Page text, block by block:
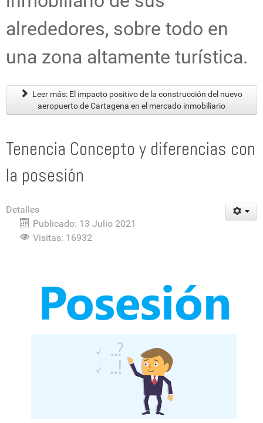
alrededores, sobre todo en
una zona altamente turística.
Leer más: El impacto positivo de la construcción del nuevo
aeropuerto de Cartagena en el mercado inmobiliario
Tenencia Concepto y diferencias con
la posesión
Detalles
Publicado: 13 Julio 2021
Visitas: 16932